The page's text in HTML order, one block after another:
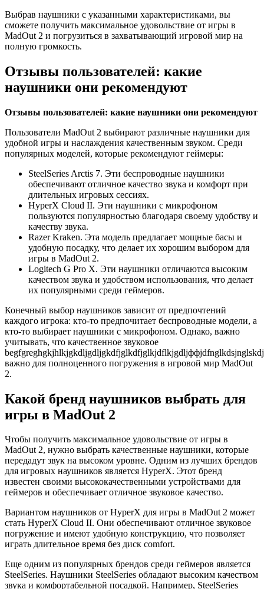
Выбрав наушники с указанными характеристиками, вы
сможете получить максимальное удовольствие от игры в
MadOut 2 и погрузиться в захватывающий игровой мир на
полную громкость.
Отзывы пользователей: какие
наушники они рекомендуют
Отзывы пользователей: какие наушники они рекомендуют
Пользователи MadOut 2 выбирают различные наушники для
удобной игры и наслаждения качественным звуком. Среди
популярных моделей, которые рекомендуют геймеры:
SteelSeries Arctis 7. Эти беспроводные наушники
обеспечивают отличное качество звука и комфорт при
длительных игровых сессиях.
HyperX Cloud II. Эти наушники с микрофоном
пользуются популярностью благодаря своему удобству и
качеству звука.
Razer Kraken. Эта модель предлагает мощные басы и
удобную посадку, что делает их хорошим выбором для
игры в MadOut 2.
Logitech G Pro X. Эти наушники отличаются высоким
качеством звука и удобством использования, что делает
их популярными среди геймеров.
Конечный выбор наушников зависит от предпочтений
каждого игрока: кто-то предпочитает беспроводные модели, а
кто-то выбирает наушники с микрофоном. Однако, важно
учитывать, что качественное звуковое
важно для полноценного погружения в игровой мир MadOut
2.
Какой бренд наушников выбрать для
игры в MadOut 2
Чтобы получить максимальное удовольствие от игры в
MadOut 2, нужно выбрать качественные наушники, которые
передадут звук на высоком уровне. Одним из лучших брендов
для игровых наушников является HyperX. Этот бренд
известен своими высококачественными устройствами для
геймеров и обеспечивает отличное звуковое качество.
Вариантом наушников от HyperX для игры в MadOut 2 может
стать HyperX Cloud II. Они обеспечивают отличное звуковое
погружение и имеют удобную конструкцию, что позволяет
играть длительное время без диск comfort.
Еще одним из популярных брендов среди геймеров является
SteelSeries. Наушники SteelSeries обладают высоким качеством
звука и комфортабельной посадкой. Например, SteelSeries